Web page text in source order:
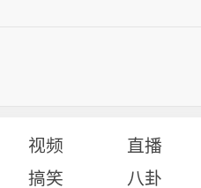
视频 直播
搞笑
八卦